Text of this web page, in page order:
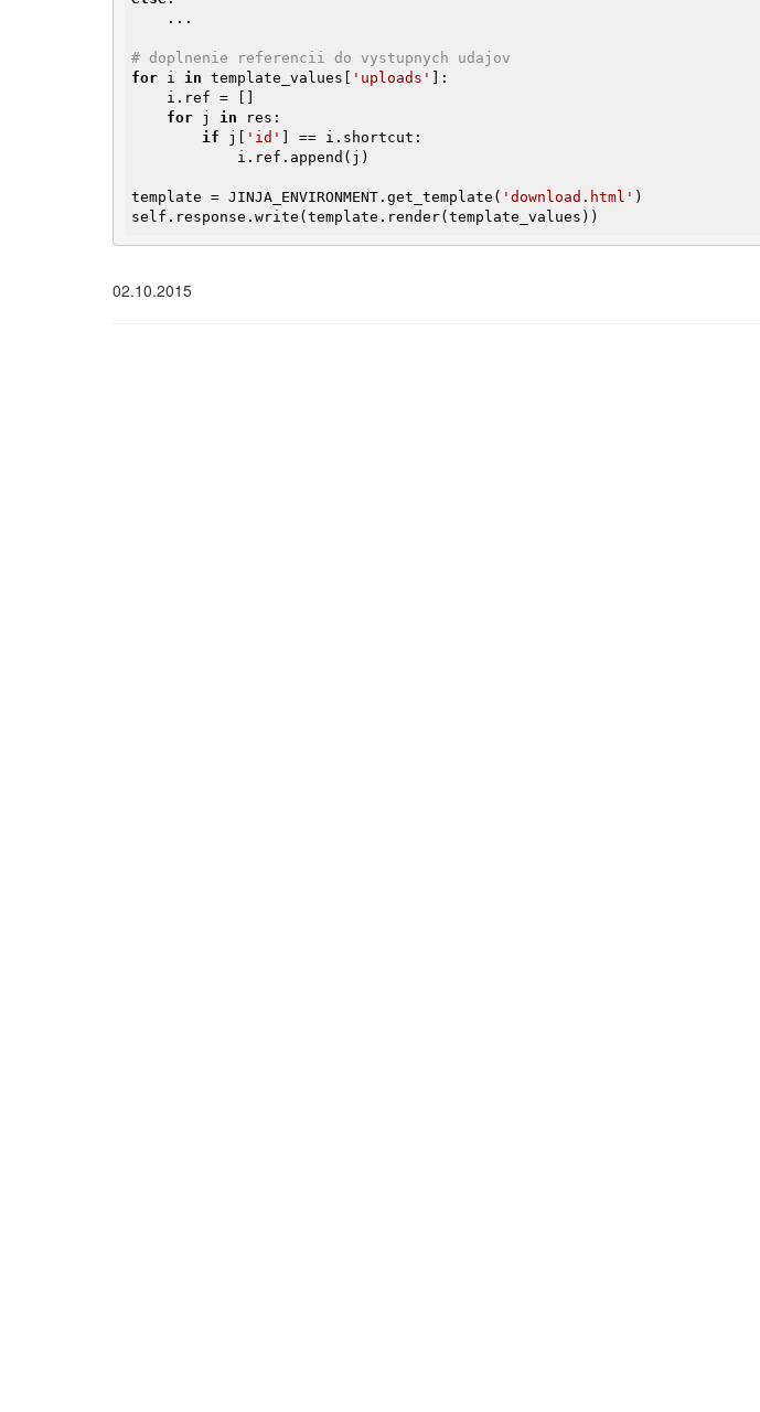
# doplnenie referencii do vystupnych udajov
for i in template_values[ 'uploads'
]:
for j in res:
if j[ 'id'
] == i.shortcut:
template = JINJA_ENVIRONMENT.get_template( 'download.html' )
self.response.write(template.render(template_values))
02.10.2015